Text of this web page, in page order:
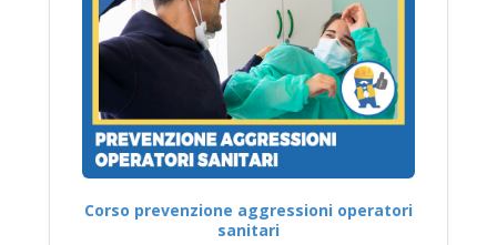
Corso prevenzione aggressioni operatori
sanitari